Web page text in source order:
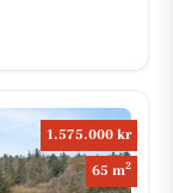
1.575.000 kr
65 m2